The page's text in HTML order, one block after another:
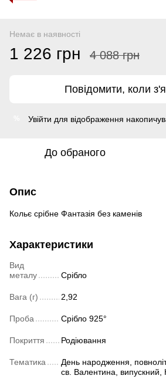
Немає в наявності
1 226 грн 4 088 грн
Повідомити, коли
Увійти для відображення
До обраного
Опис
Кольє срібне Фантазія без каменів
Характеристики
Вид
металу
Срібло
Вага (г) 2,92
Проба Срібло 925°
Покриття Родіювання
Тематика
День народження,
св. Валентина, випускний,